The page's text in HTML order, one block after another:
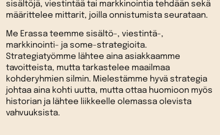
sisältöjä, viestintää tai markkinointia tehdään sekä
määrittelee mittarit, joilla onnistumista seurataan.
Me Erassa teemme sisältö-, viestintä-,
markkinointi- ja some-strategioita.
Strategiatyömme lähtee aina asiakkaamme
tavoitteista, mutta tarkastelee maailmaa
kohderyhmien silmin. Mielestämme hyvä strategia
johtaa aina kohti uutta, mutta ottaa huomioon myös
historian ja lähtee liikkeelle olemassa olevista
vahvuuksista.